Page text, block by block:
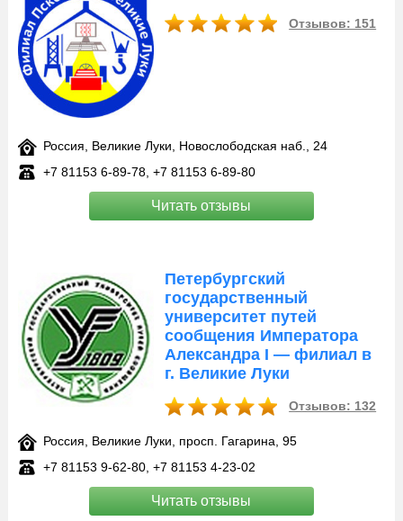
Отзывов: 151
Россия, Великие Луки, Новослободская наб., 24
+7 81153 6‑89-78, +7 81153 6‑89-80
Читать отзывы
Петербургский
государственный
университет путей
сообщения Императора
Александра I — филиал в
г. Великие Луки
Отзывов: 132
Россия, Великие Луки, просп. Гагарина, 95
+7 81153 9‑62-80, +7 81153 4‑23-02
Читать отзывы